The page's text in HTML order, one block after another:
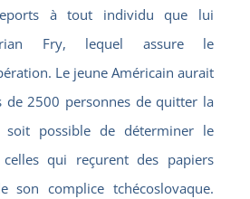
à tout individu que lui
Fry, lequel assure le
Le jeune Américain aurait
de 2500 personnes de quitter la
soit possible de déterminer le
qui reçurent des papiers
son complice tchécoslovaque.